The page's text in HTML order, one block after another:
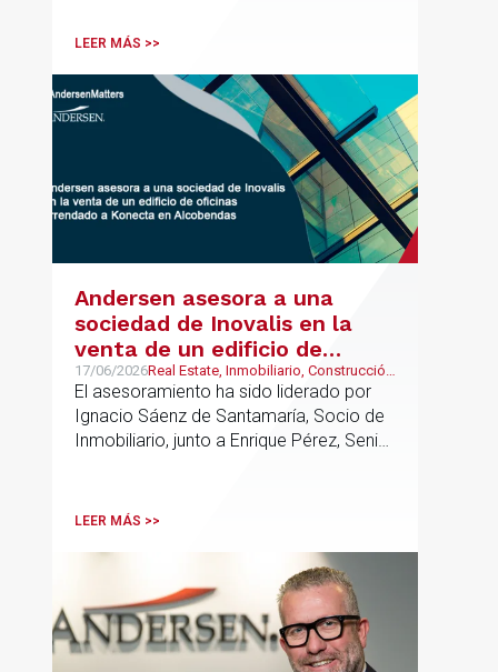
codirigirá el EU Real Estate Industry
UK.
LEER MÁS >>
Andersen asesora a una
sociedad de Inovalis en la
venta de un edificio de
oficinas arrendado a Konecta
en Alcobendas
17/06/2026Real Estate, Inmobiliario, Construcción
y Urbanismo
El asesoramiento ha sido liderado por
Ignacio Sáenz de Santamaría, Socio de
Inmobiliario, junto a Enrique Pérez, Senior
LEER MÁS >>